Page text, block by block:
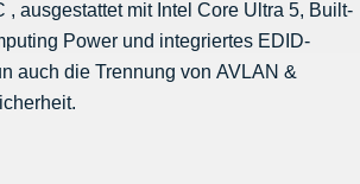
, ausgestattet mit Intel Core Ultra 5, Built-
Power und integriertes EDID-
auch die Trennung von AVLAN &